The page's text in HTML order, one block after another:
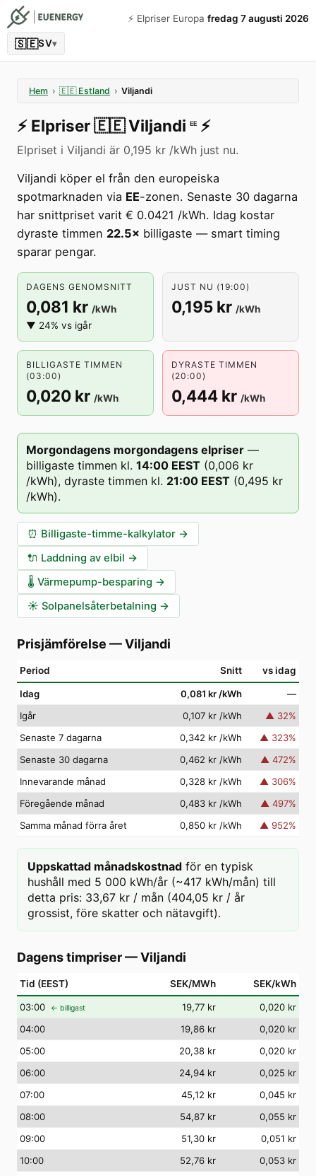
⚡️ Elpriser Europa fredag 7 augusti 2026
🇸🇪SV▾
Hem › 🇪🇪 Estland › Viljandi
⚡️ Elpriser🇪🇪Viljandi EE ⚡️
Elpriset i Viljandi är 0,195 kr /kWh just nu.
Viljandi köper el från den europeiska
spotmarknaden via EE-zonen. Senaste 30 dagarna
har snittpriset varit € 0.0421 /kWh. Idag kostar
dyraste timmen 22.5× billigaste — smart timing
sparar pengar.
DAGENS GENOMSNITT
0,081 kr /kWh
▼ 24% vs igår
JUST NU (19:00)
0,195 kr /kWh
BILLIGASTE TIMMEN
(03:00)
0,020 kr /kWh
DYRASTE TIMMEN
(20:00)
0,444 kr /kWh
Morgondagens morgondagens elpriser —
billigaste timmen kl. 14:00 EEST (0,006 kr
/kWh), dyraste timmen kl. 21:00 EEST (0,495 kr
/kWh).
⏰ Billigaste-timme-kalkylator →
🔌 Laddning av elbil →
🌡️ Värmepump-besparing →
☀️ Solpanelsåterbetalning →
Prisjämförelse —Viljandi
Period Snitt vs idag
Idag 0,081 kr /kWh
—
Igår
0,107 kr /kWh ▲ 32%
Senaste 7 dagarna
0,342 kr /kWh ▲ 323%
Senaste 30 dagarna
0,462 kr /kWh ▲ 472%
Innevarande månad
0,328 kr /kWh ▲ 306%
Föregående månad
0,483 kr /kWh ▲ 497%
Samma månad förra året
0,850 kr /kWh ▲ 952%
Uppskattad månadskostnad för en typisk
hushåll med 5 000 kWh/år (~417 kWh/mån) till
detta pris: 33,67 kr / mån (404,05 kr / år
grossist, före skatter och nätavgift).
Dagens timpriser—Viljandi
Tid (EEST) SEK/MWh SEK/kWh
03:00 ← billigast 19,77 kr
0,020 kr
04:00 19,86 kr
0,020 kr
05:00 20,38 kr
0,020 kr
06:00 24,94 kr
0,025 kr
07:00 45,12 kr
0,045 kr
08:00 54,87 kr
0,055 kr
09:00 51,30 kr
0,051 kr
10:00 52,76 kr
0,053 kr